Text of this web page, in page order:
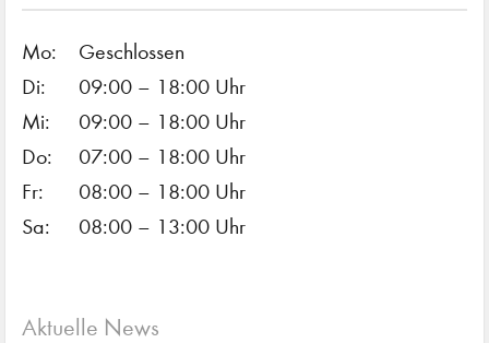
Mo:
Geschlossen
Di:
09:00 – 18:00 Uhr
Mi:
09:00 – 18:00 Uhr
Do:
07:00 – 18:00 Uhr
Fr:
08:00 – 18:00 Uhr
Sa:
08:00 – 13:00 Uhr
Aktuelle News